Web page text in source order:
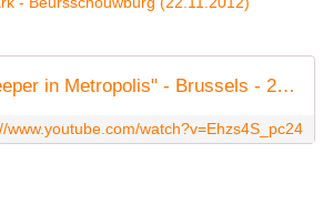
Anne Clark "Sleeper in Metropolis" - Brussels - 22.11.2012
www.youtube.com/watch?v=Ehzs4S_pc24